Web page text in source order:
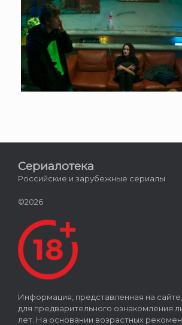
Сериалотека
Российские и зарубежные сериалы
©2026
Информация, представленная на
для предварительного ознакомления
лет. На основании возрастных